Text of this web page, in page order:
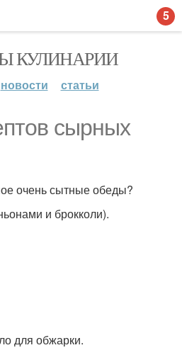
КУЛИНАРИИ
новости статьи
сырных
очень сытные обеды?
и брокколи).
для обжарки.
5